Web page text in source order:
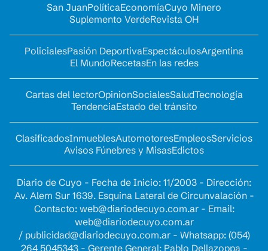
San JuanPolíticaEconomíaCuyo Minero
Suplemento VerdeRevista OH
PolicialesPasión DeportivaEspectáculosArgentina
El MundoRecetasEn las redes
Cartas del lectorOpinionSocialesSaludTecnología
TendenciaEstado del tránsito
ClasificadosInmueblesAutomotoresEmpleosServicios
Avisos Fúnebres y MisasEdictos
Diario de Cuyo - Fecha de Inicio: 11/2003 - Dirección:
Av. Alem Sur 1639. Esquina Lateral de Circunvalación -
Contacto: web@diariodecuyo.com.ar- Email:
web@diariodecuyo.com.ar
/ publicidad@diariodecuyo.com.ar- Whatsapp: (054)
264 5045343 - Gerente General: Pablo Dellazoppa -